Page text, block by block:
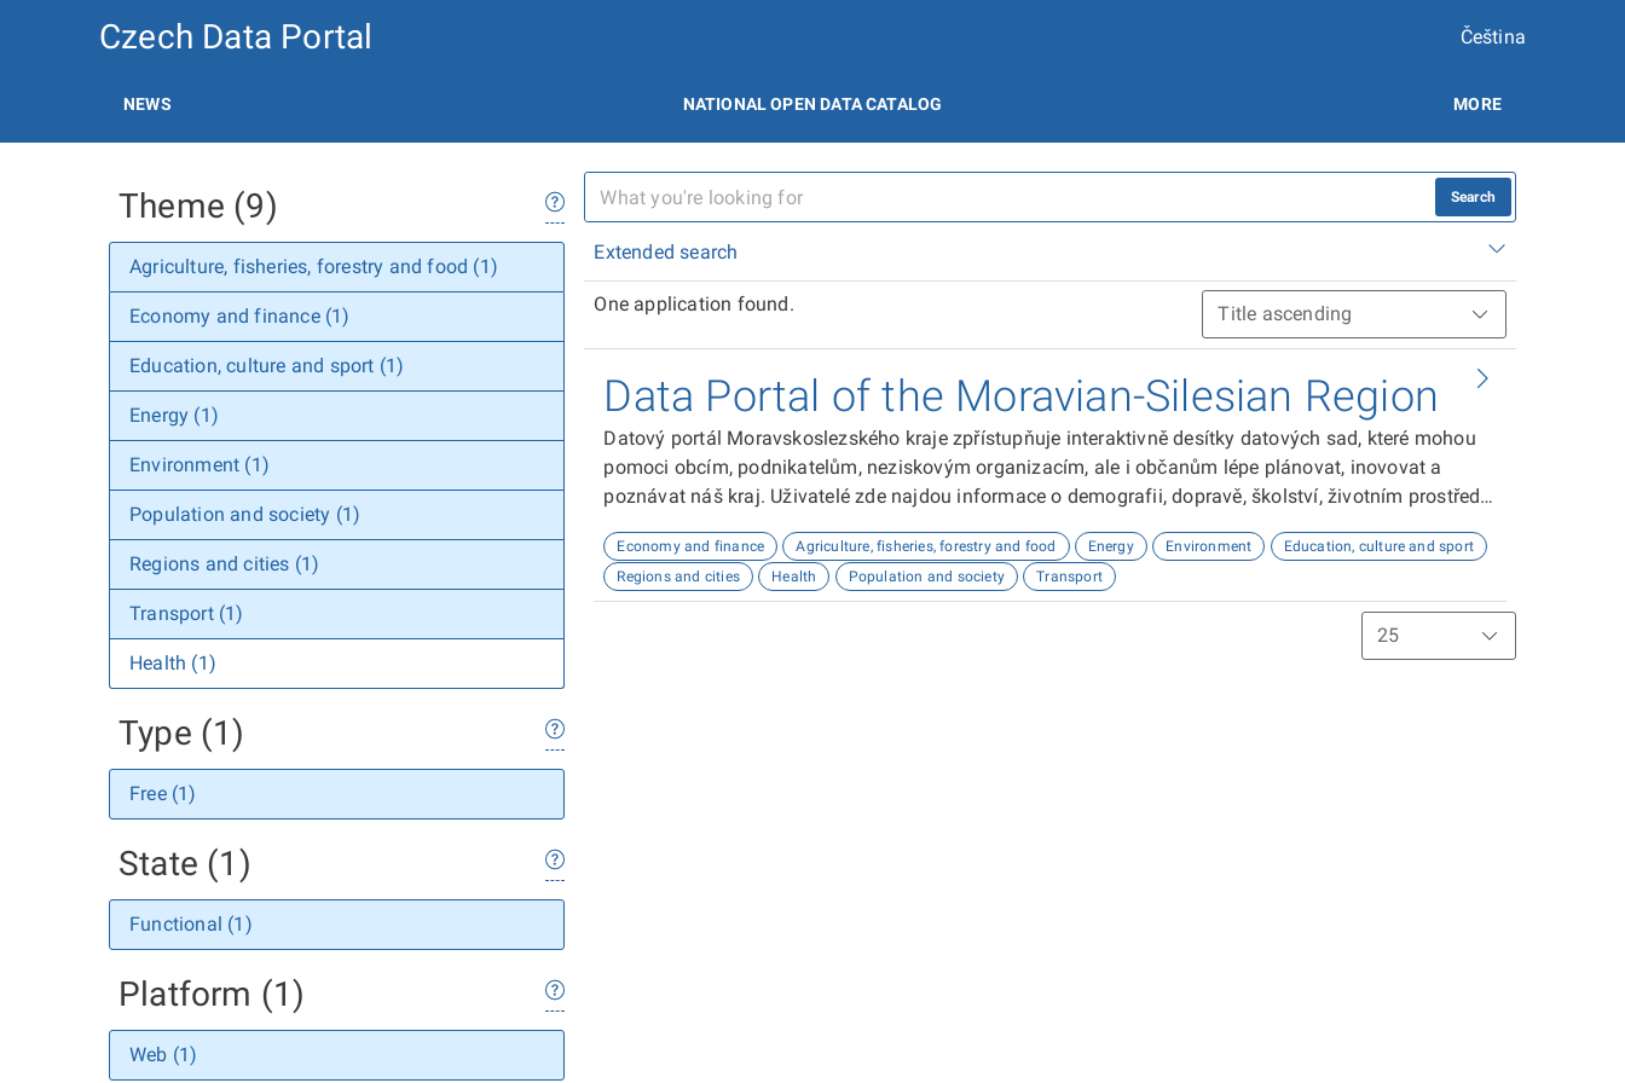
Czech Data Portal Čeština
NEWS NATIONAL OPEN DATA CATALOG MORE
Theme (9)
Agriculture, fisheries, forestry and food (1)
Economy and finance (1)
Education, culture and sport (1)
Energy (1)
Environment (1)
Population and society (1)
Regions and cities (1)
Transport (1)
Health (1)
Type (1)
Free (1)
State (1)
Functional (1)
Platform (1)
Web (1)
Search
Extended search
One application found.
Data Portal of the Moravian-Silesian Region
Datový portál Moravskoslezského kraje zpřístupňuje interaktivně desítky datových sad, které mohou
pomoci obcím, podnikatelům, neziskovým organizacím, ale i občanům lépe plánovat, inovovat a
poznávat náš kraj. Uživatelé zde najdou informace o demografii, dopravě, školství, životním prostředí,
Economy and finance Agriculture, fisheries, forestry and food Energy Environment
Education, culture and sport
Regions and cities
Health Population and society Transport